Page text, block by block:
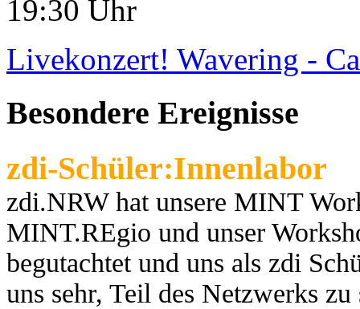
19:30 Uhr
Livekonzert! Wavering -
Besondere Ereignisse
zdi-Schüler:Innenlabor
zdi.NRW hat unsere MINT
MINT.REgio und unser
begutachtet und uns als zdi
uns sehr, Teil des Netzwerks